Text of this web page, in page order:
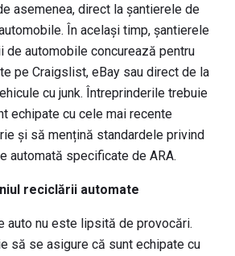
asemenea, direct la șantierele de
În același timp, șantierele
de automobile concurează pentru
pe Craigslist, eBay sau direct de la
cu junk. Întreprinderile trebuie
echipate cu cele mai recente
și să mențină standardele privind
automată specificate de ARA.
reciclării automate
auto nu este lipsită de provocări.
să se asigure că sunt echipate cu